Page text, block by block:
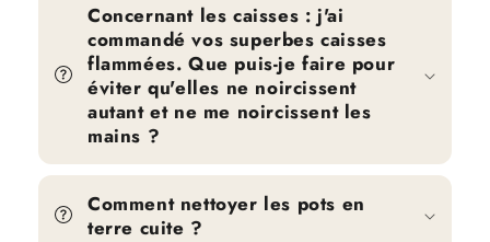
Concernant les caisses : j'ai
commandé vos superbes caisses
flammées. Que puis-je faire pour
éviter qu'elles ne noircissent
autant et ne me noircissent les
mains ?
Comment nettoyer les pots en
terre cuite ?